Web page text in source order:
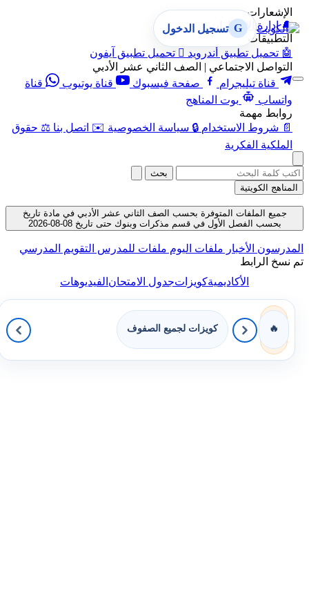
الإشعارات
🔔 إدارة الإشعارات
التطبيقات
🤖 تحميل تطبيق أندرويد  تحميل تطبيق آيفون
التواصل الاجتماعي | الصف الثاني عشر الأدبي
قناة تيليجرام
صفحة فيسبوك قناة يوتيوب
قناة
واتساب
بوت المناهج
روابط مهمة
📄 شروط الاستخدام 🔒 سياسة الخصوصية ✉️ اتصل بنا ⚖️ حقوق
الملكية الفكرية
G تسجيل الدخول
بحث
المناهج الكويتية
جميع الملفات المتوفرة بحسب الصف الثاني عشر الأدبي في مادة تاريخ
بحسب الفصل الأول في قسم مذكرات وبنوك حتى تاريخ 08-08-2026
المدرسون الأخبار ملفات اليوم ملفات للمدرس التقويم المدرسي
تم نسخ الرابط
الأكاديميةكويزاتجدول الامتحانالفيديوهات
🔥 كويزات لجميع الصفوف